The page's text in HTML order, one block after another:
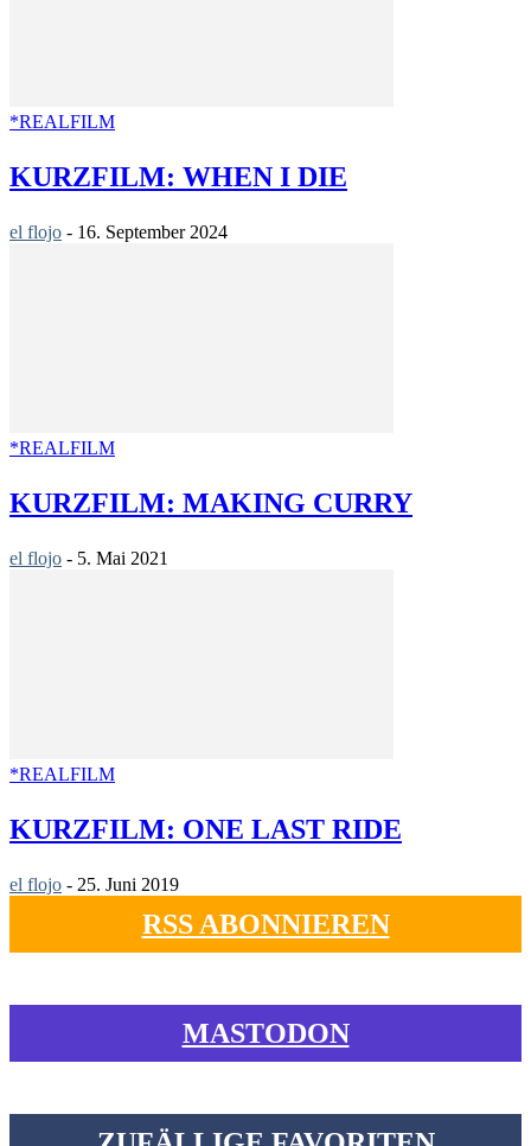
*REALFILM
KURZFILM: WHEN I DIE
el flojo - 16. September 2024
*REALFILM
KURZFILM: MAKING CURRY
el flojo - 5. Mai 2021
*REALFILM
KURZFILM: ONE LAST RIDE
el flojo - 25. Juni 2019
RSS ABONNIEREN
MASTODON